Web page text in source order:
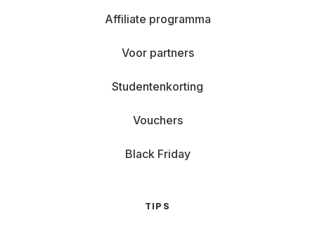
Affiliate programma
Voor partners
Studentenkorting
Vouchers
Black Friday
TIPS